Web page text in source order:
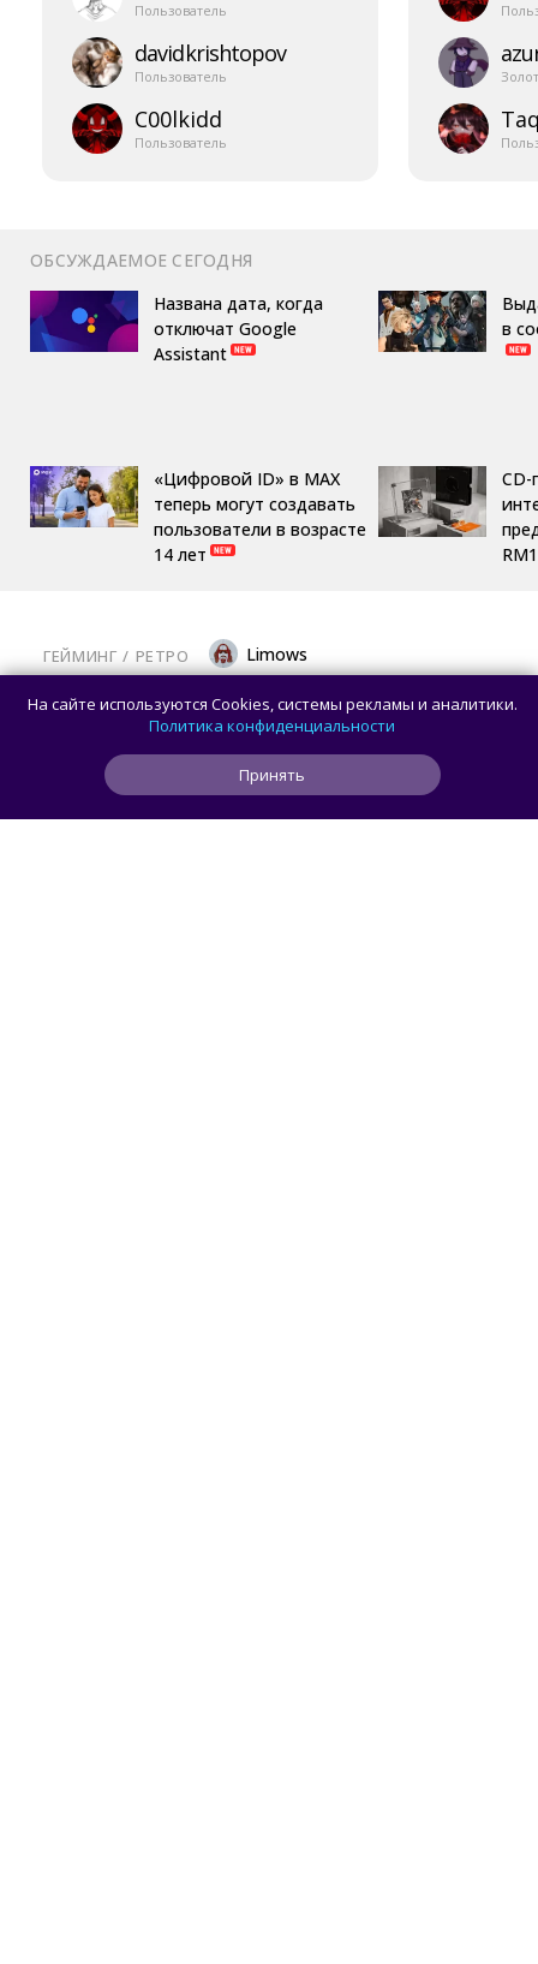
Пользователь
davidkrishtopov
Пользователь
C00lkidd
Пользователь
ОБСУЖДАЕМОЕ СЕГОДНЯ
Названа дата, когда
отключат Google
Assistant
«Цифровой ID» в MAX
теперь могут создавать
пользователи в возрасте
14 лет
в
CD-
RM1
ГЕЙМИНГ / РЕТРО Limows
Коллекционеры, готовьте кошельки: Taito
и Famitsu анонсировали трансляцию
о расширении библиотеки аркадной Egret
На сайте используются Cookies, системы рекламы и аналитики.
Политика конфиденциальности
Принять